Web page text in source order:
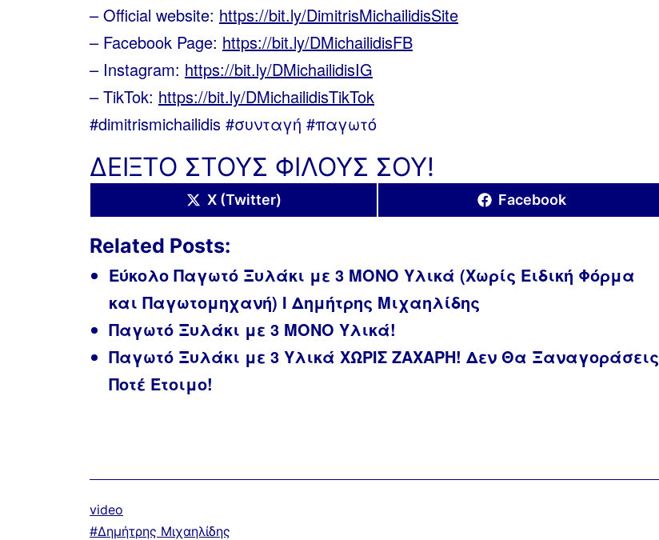
– Official website: https://bit.ly/DimitrisMichailidisSite
– Facebook Page: https://bit.ly/DMichailidisFB
– Instagram: https://bit.ly/DMichailidisIG
– TikTok: https://bit.ly/DMichailidisTikTok
#dimitrismichailidis #συνταγή #παγωτό
ΔΕΙΞΤΟ ΣΤΟΥΣ ΦΙΛΟΥΣ ΣΟΥ!
Share
on
X (Twitter)
Share
on
Facebook
Related Posts:
Εύκολο Παγωτό Ξυλάκι με 3 ΜΟΝΟ Υλικά (Χωρίς Ειδική Φόρμα
και Παγωτομηχανή) Ι Δημήτρης Μιχαηλίδης
Παγωτό Ξυλάκι με 3 ΜΟΝΟ Υλικά!
Παγωτό Ξυλάκι με 3 Υλικά ΧΩΡΙΣ ΖΑΧΑΡΗ! Δεν Θα Ξαναγοράσεις
Ποτέ Έτοιμο!
Κατηγοριοποιημένα
ως
video
ΜεΔημήτρης Μιχαηλίδης